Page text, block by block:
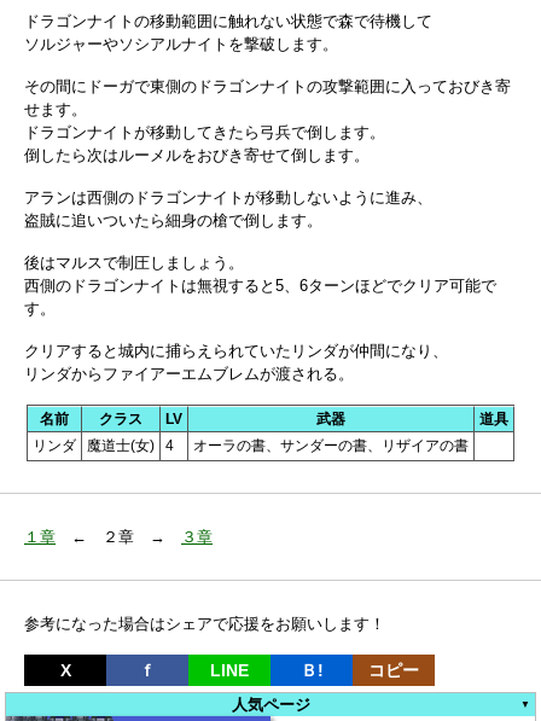
ドラゴンナイトの移動範囲に触れない状態で森で待機して
ソルジャーやソシアルナイトを撃破します。
その間にドーガで東側のドラゴンナイトの攻撃範囲に入っておびき寄
せます。
ドラゴンナイトが移動してきたら弓兵で倒します。
倒したら次はルーメルをおびき寄せて倒します。
アランは西側のドラゴンナイトが移動しないように進み、
盗賊に追いついたら細身の槍で倒します。
後はマルスで制圧しましょう。
西側のドラゴンナイトは無視すると5、6ターンほどでクリア可能で
す。
クリアすると城内に捕らえられていたリンダが仲間になり、
リンダからファイアーエムブレムが渡される。
名前 クラス LV 武器
道具
リンダ
魔道士(女) 4 オーラの書、サンダーの書、リザイアの書
１章 ← ２章 → ３章
参考になった場合はシェアで応援をお願いします！
X ｆ LINE Ｂ! コピー
人気ページ